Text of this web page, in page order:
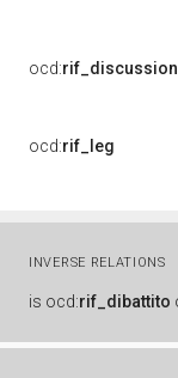
ocd:
ocd:rif_leg
INVERSE RELATIONS
is ocd:rif_dibattito